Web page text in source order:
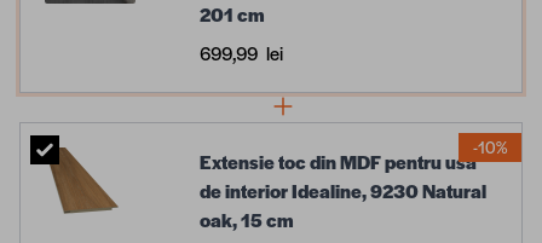
201 cm
699,99 lei
Extensie toc din MDF pentru usa
de interior Idealine, 9230 Natural
oak, 15 cm
-10%